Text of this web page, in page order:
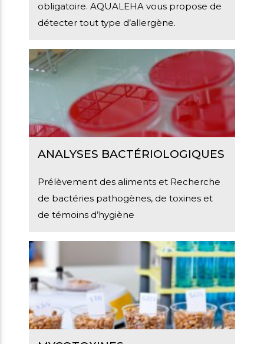
obligatoire. AQUALEHA vous propose de
détecter tout type d’allergène.
ANALYSES BACTÉRIOLOGIQUES
Prélèvement des aliments et Recherche
de bactéries pathogènes, de toxines et
de témoins d’hygiène